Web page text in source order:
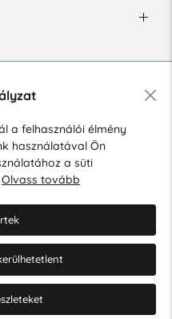
marketing célú kezeléséhez.
szabályzat.
beállítások szerkesztése
a felhasználói élmény
használatával Ön
a süti
Olvass tovább